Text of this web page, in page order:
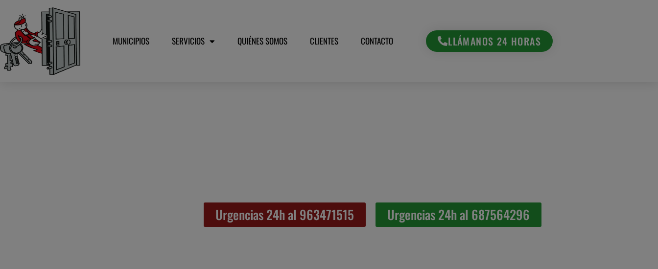
MUNICIPIOS SERVICIOS QUIÉNES SOMOS CLIENTES CONTACTO LLÁMANOS 24 HORAS
Urgencias 24h al 963471515 Urgencias 24h al 687564296